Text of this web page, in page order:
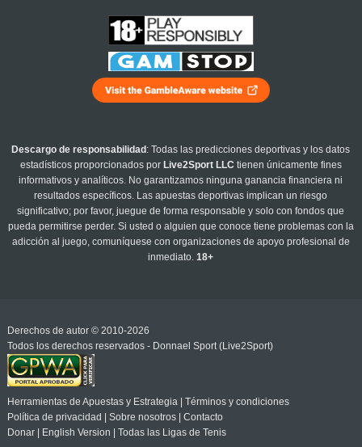
Descargo de responsabilidad : Todas las predicciones deportivas y los datos
estadísticos proporcionados por Live2Sport LLC tienen únicamente fines
informativos y analíticos. No garantizamos ninguna ganancia financiera ni
resultados específicos. Las apuestas deportivas implican un riesgo
significativo; por favor, juegue de forma responsable y solo con fondos que
pueda permitirse perder. Si usted o alguien que conoce tiene problemas con la
adicción al juego, comuníquese con organizaciones de apoyo profesional de
inmediato.18+
Derechos de autor © 2010-2026
Todos los derechos reservados - Donnael Sport (Live2Sport)
Herramientas de Apuestas y Estrategia| Términos y condiciones
Política de privacidad
Sobre nosotros| Contacto
Donar| English Version Todas las Ligas de Tenis